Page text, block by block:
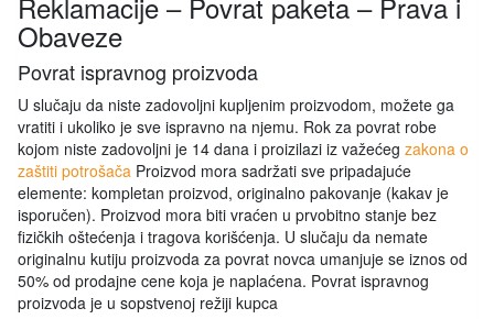
Obaveze
Povrat ispravnog proizvoda
U slučaju da niste zadovoljni kupljenim proizvodom, možete ga
vratiti i ukoliko je sve ispravno na njemu. Rok za povrat robe
kojom niste zadovoljni je 14 dana i proizilazi iz važećeg zakona o
zaštiti potrošača Proizvod mora sadržati sve pripadajuće
elemente: kompletan proizvod, originalno pakovanje (kakav je
isporučen). Proizvod mora biti vraćen u prvobitno stanje bez
fizičkih oštećenja i tragova korišćenja. U slučaju da nemate
originalnu kutiju proizvoda za povrat novca umanjuje se iznos od
50% od prodajne cene koja je naplaćena. Povrat ispravnog
proizvoda je u sopstvenoj režiji kupca